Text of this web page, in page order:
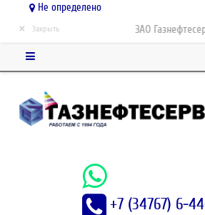
Не определено
ЗАО
× Закрыть
+7 (34767) 6-